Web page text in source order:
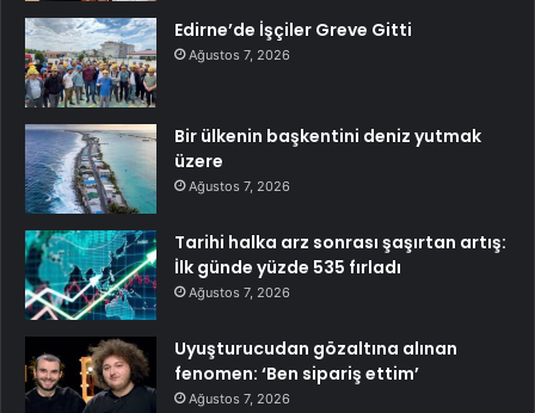
Edirne’de İşçiler Greve Gitti
Ağustos 7, 2026
Bir ülkenin başkentini deniz yutmak
üzere
Ağustos 7, 2026
Tarihi halka arz sonrası şaşırtan artış:
İlk günde yüzde 535 fırladı
Ağustos 7, 2026
Uyuşturucudan gözaltına alınan
fenomen: ‘Ben sipariş ettim’
Ağustos 7, 2026